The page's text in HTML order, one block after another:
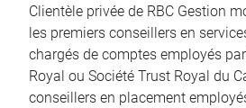
Clientèle privée de RBC Gestion
les premiers conseillers en
chargés de comptes employés
Royal ou Société Trust Royal du
conseillers en placement